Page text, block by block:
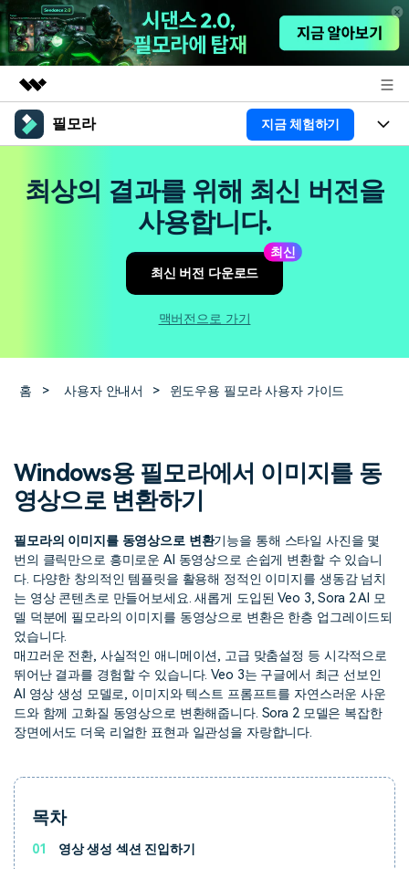
주요 제품
유틸리티
필모라 지금 체험하기
고객 지원
더 알아보기
가격 로그인
검색
최상의 결과를 위해 최신 버전을
사용합니다.
최신
최신 버전 다운로드
맥버전으로 가기
홈 > 사용자 안내서 > 윈도우용 필모라 사용자 가이드
Windows용 필모라에서 이미지를 동
영상으로 변환하기
필모라의 이미지를 동영상으로 변환기능을 통해 스타일 사진을 몇
번의 클릭만으로 흥미로운 AI 동영상으로 손쉽게 변환할 수 있습니
다. 다양한 창의적인 템플릿을 활용해 정적인 이미지를 생동감 넘치
는 영상 콘텐츠로 만들어보세요. 새롭게 도입된 Veo 3, Sora 2 AI 모
델 덕분에 필모라의 이미지를 동영상으로 변환은 한층 업그레이드되
었습니다.
매끄러운 전환, 사실적인 애니메이션, 고급 맞춤설정 등 시각적으로
뛰어난 결과를 경험할 수 있습니다. Veo 3는 구글에서 최근 선보인
AI 영상 생성 모델로, 이미지와 텍스트 프롬프트를 자연스러운 사운
드와 함께 고화질 동영상으로 변환해줍니다. Sora 2 모델은 복잡한
장면에서도 더욱 리얼한 표현과 일관성을 자랑합니다.
목차
01 영상 생성 섹션 진입하기